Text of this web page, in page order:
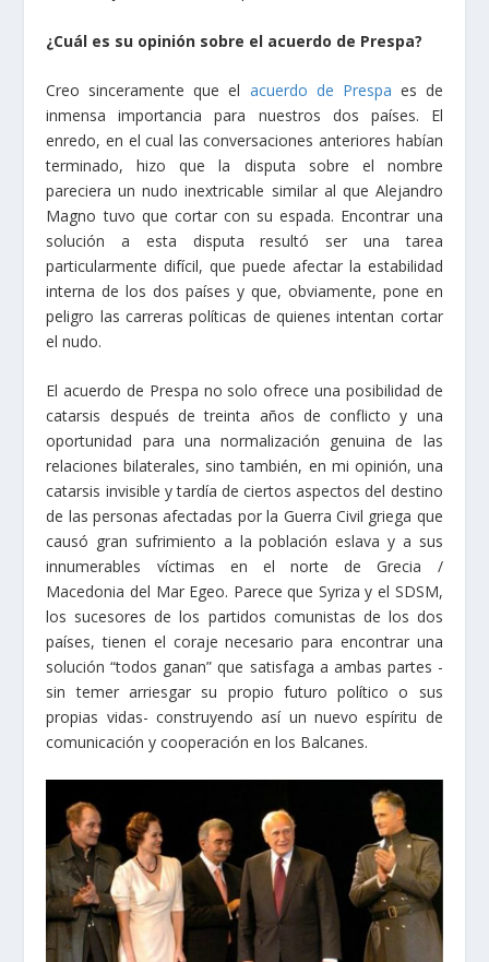
¿Cuál es su opinión sobre el acuerdo de Prespa?
Creo sinceramente que el acuerdo de Prespa es de
inmensa importancia para nuestros dos países. El
enredo, en el cual las conversaciones anteriores habían
terminado, hizo que la disputa sobre el nombre
pareciera un nudo inextricable similar al que Alejandro
Magno tuvo que cortar con su espada. Encontrar una
solución a esta disputa resultó ser una tarea
particularmente difícil, que puede afectar la estabilidad
interna de los dos países y que, obviamente, pone en
peligro las carreras políticas de quienes intentan cortar
el nudo.
El acuerdo de Prespa no solo ofrece una posibilidad de
catarsis después de treinta años de conflicto y una
oportunidad para una normalización genuina de las
relaciones bilaterales, sino también, en mi opinión, una
catarsis invisible y tardía de ciertos aspectos del destino
de las personas afectadas por la Guerra Civil griega que
causó gran sufrimiento a la población eslava y a sus
innumerables víctimas en el norte de Grecia /
Macedonia del Mar Egeo. Parece que Syriza y el SDSM,
los sucesores de los partidos comunistas de los dos
países, tienen el coraje necesario para encontrar una
solución “todos ganan” que satisfaga a ambas partes -
sin temer arriesgar su propio futuro político o sus
propias vidas- construyendo así un nuevo espíritu de
comunicación y cooperación en los Balcanes.